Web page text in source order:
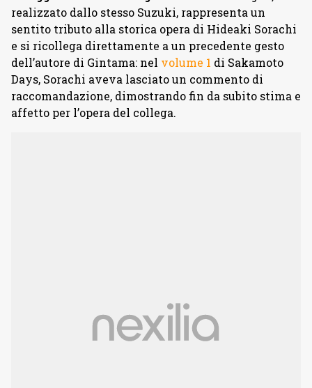
realizzato dallo stesso Suzuki, rappresenta un
sentito tributo alla storica opera di Hideaki Sorachi
e si ricollega direttamente a un precedente gesto
dell’autore di Gintama: nel volume 1 di Sakamoto
Days, Sorachi aveva lasciato un commento di
raccomandazione, dimostrando fin da subito stima e
affetto per l’opera del collega.